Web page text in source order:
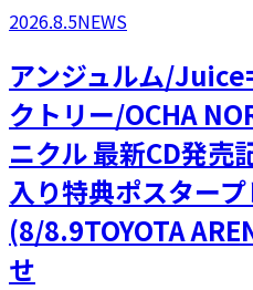
2026.8.5NEWS
アンジュルム/
クトリー/OCHA
ニクル 最新CD発売
入り特典ポスター
(8/8.9TOYOTA
せ